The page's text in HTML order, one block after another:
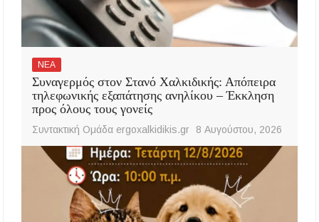
ΝΕΑ
Συναγερμός στον Στανό Χαλκιδικής: Απόπειρα
τηλεφωνικής εξαπάτησης ανηλίκου – Έκκληση
προς όλους τους γονείς
Συντακτική Ομάδα ergoxalkidikis.gr 8 Αυγούστου, 2026